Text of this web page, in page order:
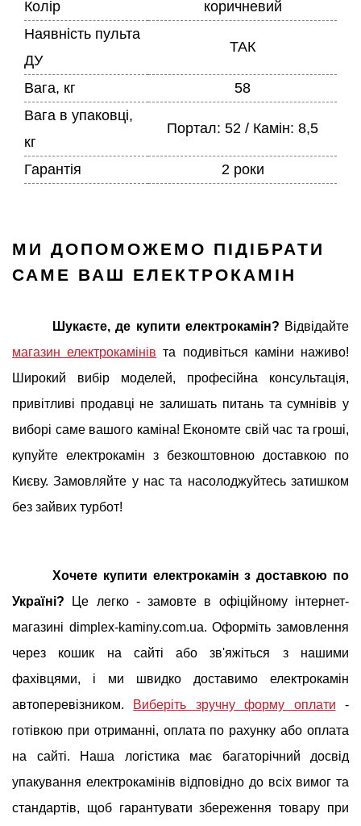
Колір
коричневий
Наявність пульта
ДУ
ТАК
Вага, кг
58
Вага в упаковці,
кг
Портал: 52 / Камін: 8,5
Гарантія 2 роки
МИ ДОПОМОЖЕМО ПІДІБРАТИ
САМЕ ВАШ ЕЛЕКТРОКАМІН
Шукаєте, де купити електрокамін? Відвідайте
магазин електрокамінів та подивіться каміни наживо!
Широкий вибір моделей, професійна консультація,
привітливі продавці не залишать питань та сумнівів у
виборі саме вашого каміна! Економте свій час та гроші,
купуйте електрокамін з безкоштовною доставкою по
Києву. Замовляйте у нас та насолоджуйтесь затишком
без зайвих турбот!
Хочете купити електрокамін з доставкою по
Україні? Це легко - замовте в офіційному інтернет-
магазині dimplex-kaminy.com.ua. Оформіть замовлення
через кошик на сайті або зв'яжіться з нашими
фахівцями, і ми швидко доставимо електрокамін
автоперевізником. Виберіть зручну форму оплати -
готівкою при отриманні, оплата по рахунку або оплата
на сайті. Наша логістика має багаторічний досвід
упакування електрокамінів відповідно до всіх вимог та
стандартів, щоб гарантувати збереження товару при